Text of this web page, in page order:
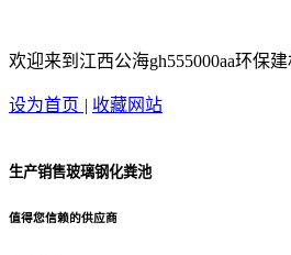
欢迎来到江西公海gh555000aa环保
设为首页 | 收藏网站
生产销售玻璃钢化粪池
值得您信赖的供应商